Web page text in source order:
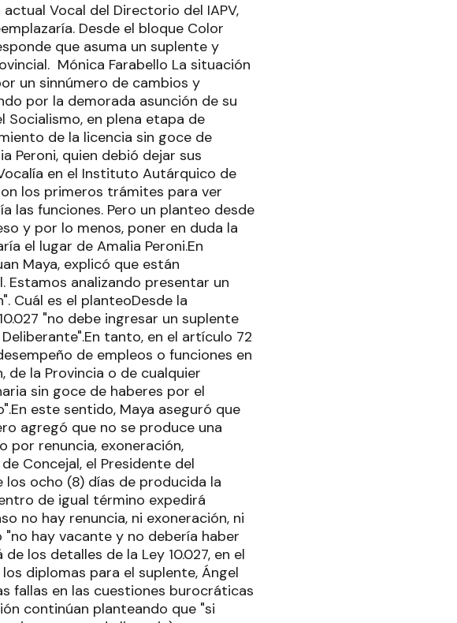
Vocal del Directorio del IAPV,
Desde el bloque Color
que asuma un suplente y
Mónica Farabello La situación
un sinnúmero de cambios y
por la demorada asunción de su
Socialismo, en plena etapa de
de la licencia sin goce de
Peroni, quien debió dejar sus
en el Instituto Autárquico de
los primeros trámites para ver
las funciones. Pero un planteo desde
y por lo menos, poner en duda la
el lugar de Amalia Peroni.En
Maya, explicó que están
Estamos analizando presentar un
Cuál es el planteoDesde la
"no debe ingresar un suplente
tanto, en el artículo 72
de empleos o funciones en
de la Provincia o de cualquier
sin goce de haberes por el
este sentido, Maya aseguró que
agregó que no se produce una
por renuncia, exoneración,
Concejal, el Presidente del
ocho (8) días de producida la
de igual término expedirá
no hay renuncia, ni exoneración, ni
hay vacante y no debería haber
los detalles de la Ley 10.027, en el
diplomas para el suplente, Ángel
fallas en las cuestiones burocráticas
continúan planteando que "si